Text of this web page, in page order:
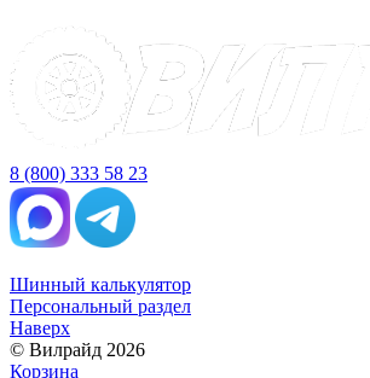
8 (800) 333 58 23
Шинный калькулятор
Персональный раздел
Наверх
© Вилрайд 2026
Корзина